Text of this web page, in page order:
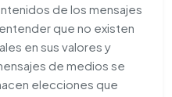
de los mensajes
que no existen
en sus valores y
de medios se
elecciones que